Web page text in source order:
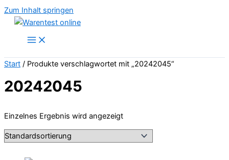
Zum Inhalt springen
Start / Produkte verschlagwortet mit „20242045“
20242045
Einzelnes Ergebnis wird angezeigt